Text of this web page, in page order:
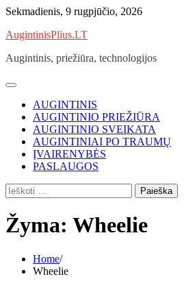
Skip
content
Sekmadienis, 9 rugpjūčio, 2026
AugintinisPlius.LT
Augintinis, priežiūra, technologijos
AUGINTINIS
AUGINTINIO PRIEŽIŪRA
AUGINTINIO SVEIKATA
AUGINTINIAI PO TRAUMŲ
ĮVAIRENYBĖS
PASLAUGOS
Ieškoti:
Žyma: Wheelie
Home
Wheelie